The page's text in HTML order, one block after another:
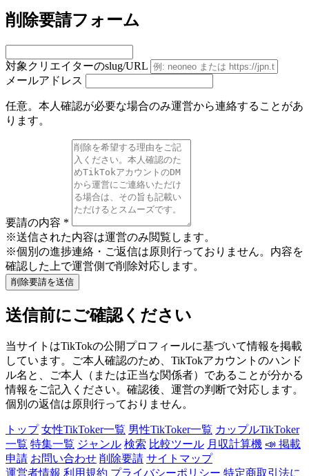
削除要請フォーム
対象クリエイターのslug/URL
メールアドレス
任意。本人確認が必要な場合のみ運営から連絡することがあ
ります。
要請の内容 *
※送信された内容は運営のみ閲覧します。
※個別の進捗連絡・ご返信は原則行っておりません。内容を
確認した上で運営側で削除対応します。
削除要請を送信
送信前にご確認ください
当サイトはTikTokの公開プロフィールに基づいて情報を掲載
しています。ご本人確認のため、TikTokアカウントのハンド
ル名と、ご本人（または正当な関係者）であることが分かる
情報をご記入ください。確認後、運営の判断で対応します。
個別の返信は原則行っておりません。
トップ 女性TikToker一覧 男性TikToker一覧 カップルTikToker
一覧 特集一覧 ジャンル 検索 比較ツール 月収計算機 📣 掲載
申請 お問い合わせ 削除要請 サイトマップ
運営者情報 利用規約 プライバシーポリシー 特定商取引法に